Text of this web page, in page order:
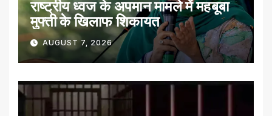
राष्ट्रीय ध्वज के अपमान मामले में महबूबा
मुफ्ती के खिलाफ शिकायत
AUGUST 7, 2026